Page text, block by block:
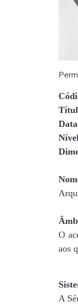
O
aos
A